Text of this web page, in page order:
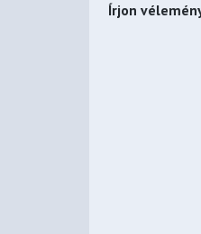
Írjon